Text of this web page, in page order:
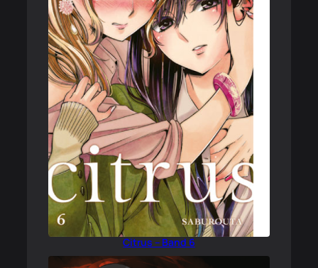
Citrus – Band 6